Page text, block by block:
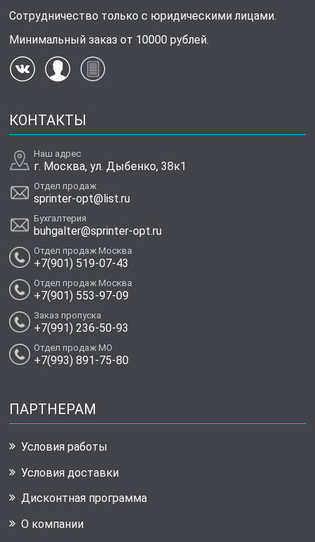
Сотрудничество только с юридическими лицами.
Минимальный заказ от 10000 рублей.
КОНТАКТЫ
Наш адрес
г. Москва, ул. Дыбенко, 38к1
Отдел продаж
sprinter-opt@list.ru
Бухгалтерия
buhgalter@sprinter-opt.ru
Отдел продаж Москва
+7(901) 519-07-43
Отдел продаж Москва
+7(901) 553-97-09
Заказ пропуска
+7(991) 236-50-93
Отдел продаж МО
+7(993) 891-75-80
ПАРТНЕРАМ
Условия работы
Условия доставки
Дисконтная программа
О компании